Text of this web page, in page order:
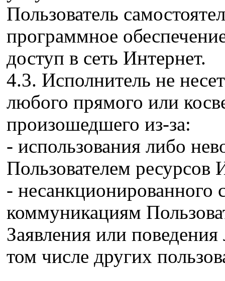
Пользователь
программное
доступ в сеть Интернет.
4.3. Исполнитель не
любого прямого или
произошедшего из-за:
- использования либо
Пользователем ресурсов
- несанкционированного
коммуникациям
Заявления или
том числе других